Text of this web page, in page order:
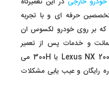
حرفه ای و با تجربه
که بر روی خودرو لکسوس ان
و خدمات پس از تعمیر
هستند. مالکین محترم خودرو Lexus NX 200T یا 300H می
رایگان و عیب یابی مشکلات